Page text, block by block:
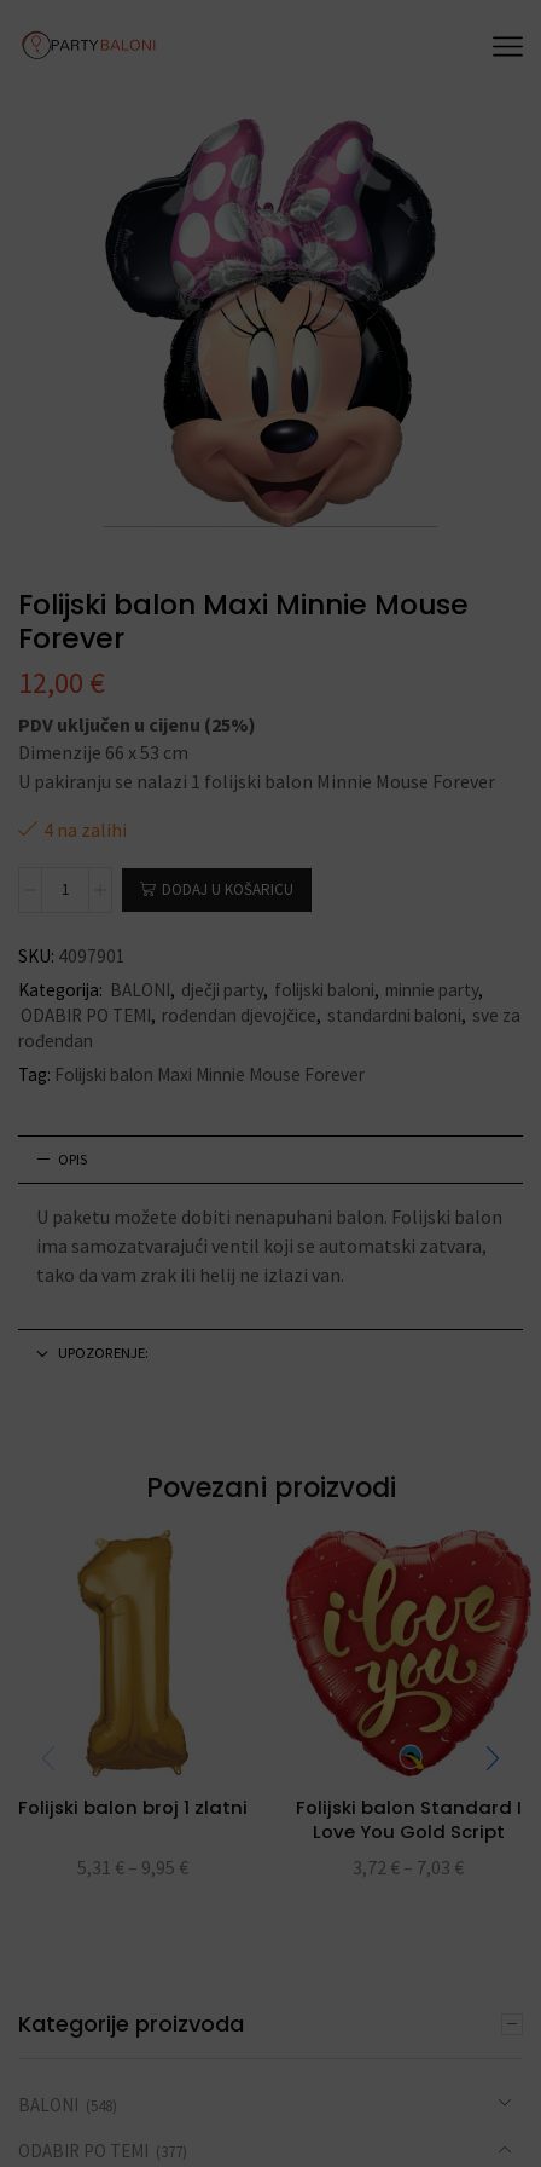
Folijski balon Maxi Minnie Mouse
Forever
12,00 €
PDV uključen u cijenu (25%)
Dimenzije 66 x 53 cm
U pakiranju se nalazi 1 folijski balon Minnie Mouse Forever
4 na zalihi
DODAJ U KOŠARICU
SKU: 4097901
Kategorija: BALONI, dječji party, folijski baloni, minnie party,
ODABIR PO TEMI, rođendan djevojčice, standardni baloni, sve za
rođendan
Tag: Folijski balon Maxi Minnie Mouse Forever
OPIS
U paketu možete dobiti nenapuhani balon. Folijski balon
ima samozatvarajući ventil koji se automatski zatvara,
tako da vam zrak ili helij ne izlazi van.
UPOZORENJE:
Povezani proizvodi
Folijski balon broj 1 zlatni
5,31 € – 9,95 €
Folijski balon Standard I
Love You Gold Script
folijski balon 18″
3,72 € – 7,03 €
Kategorije proizvoda
BALONI (548)
ODABIR PO TEMI (377)